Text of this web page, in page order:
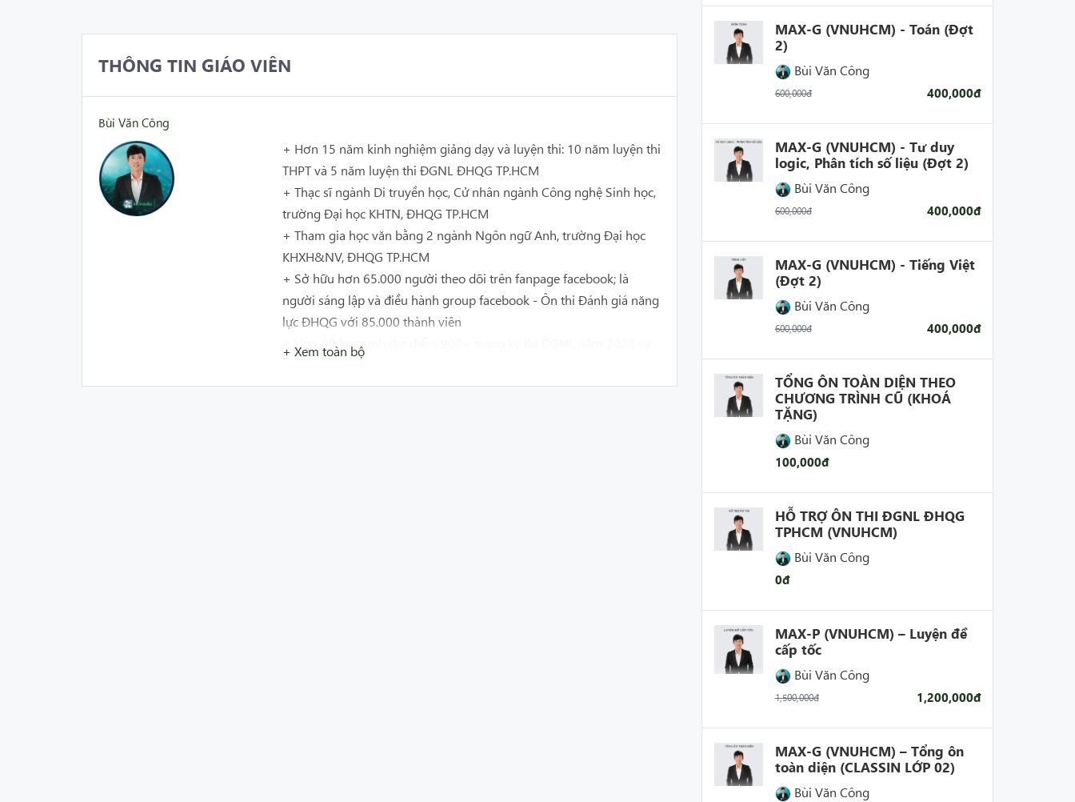
THÔNG TIN GIÁO VIÊN
Bùi Văn Công
+ Hơn 15 năm kinh nghiệm giảng dạy và luyện thi: 10 năm luyện thi
THPT và 5 năm luyện thi ĐGNL ĐHQG TP.HCM
+ Thạc sĩ ngành Di truyền học, Cử nhân ngành Công nghệ Sinh học,
trường Đại học KHTN, ĐHQG TP.HCM
+ Tham gia học văn bằng 2 ngành Ngôn ngữ Anh, trường Đại học
KHXH&NV, ĐHQG TP.HCM
+ Sở hữu hơn 65.000 người theo dõi trên fanpage facebook; là
người sáng lập và điều hành group facebook - Ôn thi Đánh giá năng
lực ĐHQG với 85.000 thành viên
+ Hơn 90 học sinh đạt điểm 900+ trong kỳ thi ĐGNL năm 2022 và
+ Xem toàn bộ
MAX-G (VNUHCM) - Toán (Đợt
2)
Bùi Văn Công
600,000đ 400,000đ
MAX-G (VNUHCM) - Tư duy
logic, Phân tích số liệu (Đợt 2)
Bùi Văn Công
600,000đ 400,000đ
MAX-G (VNUHCM) - Tiếng Việt
(Đợt 2)
Bùi Văn Công
600,000đ 400,000đ
TỔNG ÔN TOÀN DIỆN THEO
CHƯƠNG TRÌNH CŨ (KHOÁ
TẶNG)
Bùi Văn Công
100,000đ
HỖ TRỢ ÔN THI ĐGNL ĐHQG
TPHCM (VNUHCM)
Bùi Văn Công
0đ
MAX-P (VNUHCM) – Luyện đề
cấp tốc
Bùi Văn Công
1,500,000đ 1,200,000đ
MAX-G (VNUHCM) – Tổng ôn
toàn diện (CLASSIN LỚP 02)
Bùi Văn Công